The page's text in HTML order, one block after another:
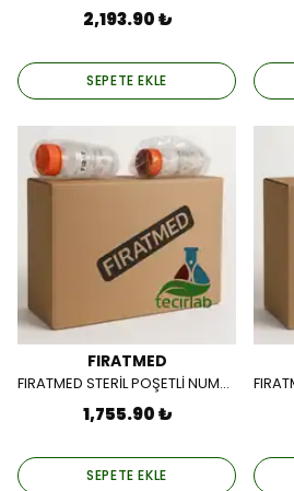
2,193.90 ₺
SEPETE EKLE
FIRATMED
FIRATMED STERİL POŞETLİ NUMUNE KABI ASEPTİK - 100 CC / 350 AD/PK)
1,755.90 ₺
SEPETE EKLE